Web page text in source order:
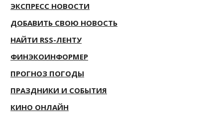
ЭКСПРЕСС НОВОСТИ
ДОБАВИТЬ СВОЮ НОВОСТЬ
НАЙТИ RSS-ЛЕНТУ
ФИНЭКОИНФОРМЕР
ПРОГНОЗ ПОГОДЫ
ПРАЗДНИКИ И СОБЫТИЯ
КИНО ОНЛАЙН